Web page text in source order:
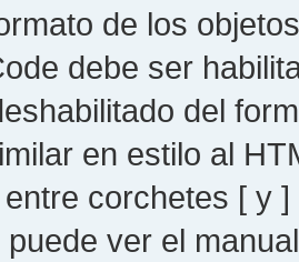
de los
debe ser
del
en estilo al
corchetes [ y
puede ver el